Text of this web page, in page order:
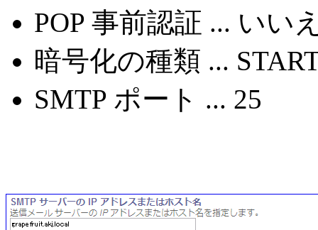
POP 事前認証 ... いい
暗号化の種類 ...
SMTP ポート ... 25